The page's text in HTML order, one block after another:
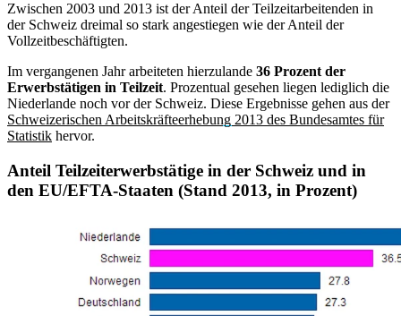
Zwischen 2003 und 2013 ist der Anteil der Teilzeitarbeitenden in
der Schweiz dreimal so stark angestiegen wie der Anteil der
Vollzeitbeschäftigten.
Im vergangenen Jahr arbeiteten hierzulande 36 Prozent der
Erwerbstätigen in Teilzeit. Prozentual gesehen liegen lediglich die
Niederlande noch vor der Schweiz. Diese Ergebnisse gehen aus der
Schweizerischen Arbeitskräfteerhebung 2013 des Bundesamtes für
Statistik hervor.
Anteil Teilzeiterwerbstätige in der Schweiz und in
den EU/EFTA-Staaten (Stand 2013, in Prozent)